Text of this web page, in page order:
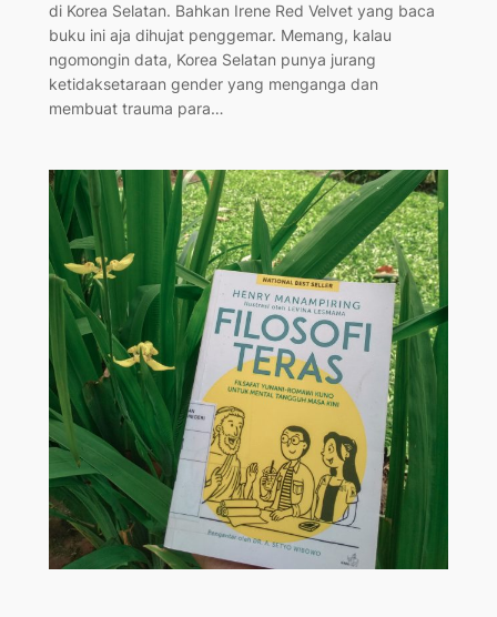
di Korea Selatan. Bahkan Irene Red Velvet yang baca
buku ini aja dihujat penggemar. Memang, kalau
ngomongin data, Korea Selatan punya jurang
ketidaksetaraan gender yang menganga dan
membuat trauma para…